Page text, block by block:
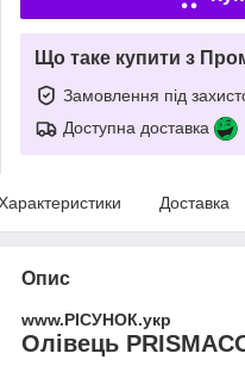
Що таке купити з
Замовлення під
Доступна доставка
Доставка
Опис
www.РІСУНОК.укр
Олівець